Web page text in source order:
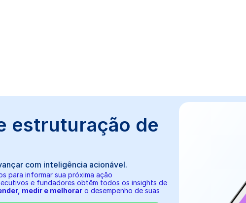
estruturação de
com inteligência acionável.
para informar sua próxima ação
e fundadores obtêm todos os insights de
medir e melhorar o desempenho de suas